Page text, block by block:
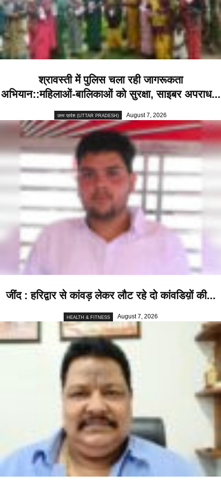
श्रावस्ती में पुलिस चला रही जागरूकता
अभियान::महिलाओं-बालिकाओं को सुरक्षा, साइबर अपराध...
उत्तर प्रदेश (UTTAR PRADESH) August 7, 2026
जींद : हरिद्वार से कांवड़ लेकर लौट रहे दो कांवडिय़ों की...
HEALTH & FITNESS August 7, 2026